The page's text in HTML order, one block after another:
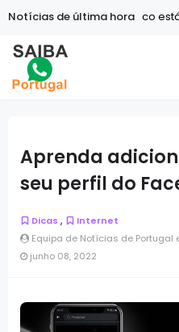
avanço tecnológico está a
Notícias de última hora
Aprenda
seu perfil do
Dicas ,
Internet
Equipa de Notícias de Portugal
junho 08, 2022